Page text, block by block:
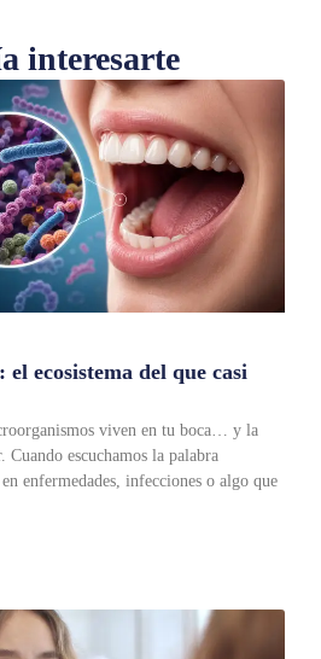
interesarte
ecosistema del que casi
viven en tu boca… y la
escuchamos la palabra
enfermedades, infecciones o algo que